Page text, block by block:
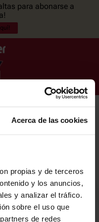
Acerca de las cookies
propias y de terceros
y los anuncios,
y analizar el tráfico.
sobre el uso que
de redes
para abonarse a
del SASKI BASKONIA